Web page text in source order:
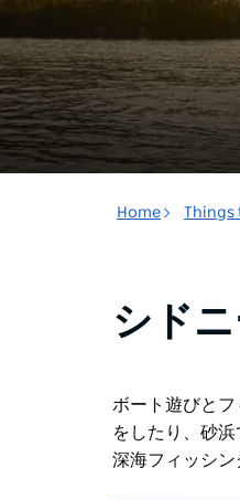
Home Things
シド
ボート遊びと
をしたり、砂
深海フィッシン